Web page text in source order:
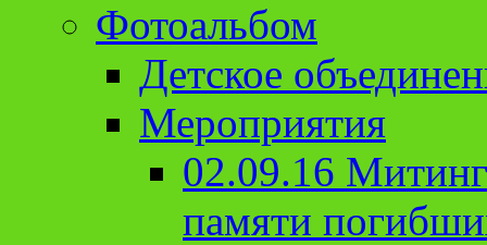
Фотоальбом
Детское
Мероприятия
02.09.16
памяти